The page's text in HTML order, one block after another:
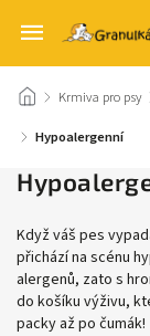
/ Krmiva pro psy /
/
Hypoalergenní
Když váš pes
přichází na scénu
alergenů, zato s
do košíku výživu,
packy až po čumák!